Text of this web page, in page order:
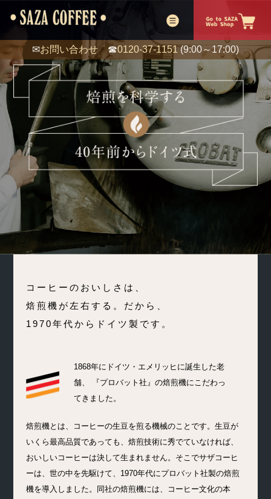
✉お問い合わせ☎0120-37-1151(9:00～17:00)
コーヒーのおいしさは、
焙煎機が左右する。だから、
1970年代からドイツ製です。
1868年にドイツ・エメリッヒに誕生した老
舗、
『プロバット社』の焙煎機にこだわっ
てきました。
焙煎機とは、コーヒーの生豆を煎る機械のことです。生豆が
いくら最高品質であっても、焙煎技術に秀でていなければ、
おいしいコーヒーは決して生まれません。そこでサザコーヒ
ーは、世の中を先駆けて、1970年代にプロバット社製の焙煎
機を導入しました。同社の焙煎機には、コーヒー文化の本